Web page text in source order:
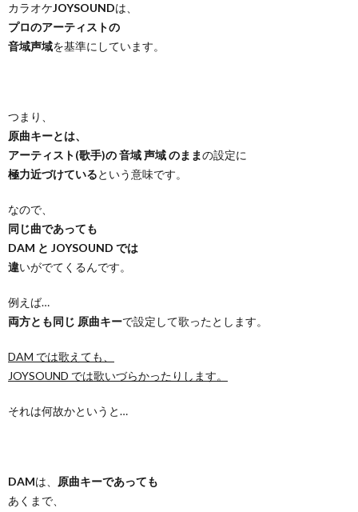
カラオケJOYSOUNDは、
プロのアーティストの
音域声域を基準にしています。
つまり、
原曲キーとは、
アーティスト(歌手)の 音域 声域 のままの設定に
極力近づけているという意味です。
なので、
同じ曲であっても
DAM と JOYSOUND では
違いがでてくるんです。
例えば…
両方とも同じ 原曲キーで設定して歌ったとします。
DAM では歌えても、
JOYSOUND では歌いづらかったりします。
それは何故かというと…
DAMは、 原曲キーであっても
あくまで、